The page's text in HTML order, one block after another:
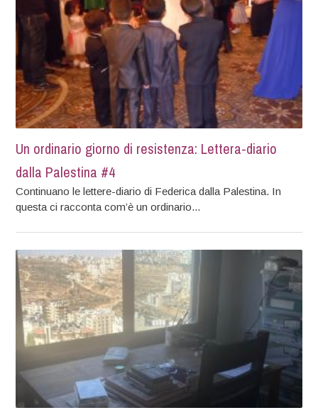
Un ordinario giorno di resistenza: Lettera-diario
dalla Palestina #4
Continuano le lettere-diario di Federica dalla Palestina. In
questa ci racconta com’è un ordinario...